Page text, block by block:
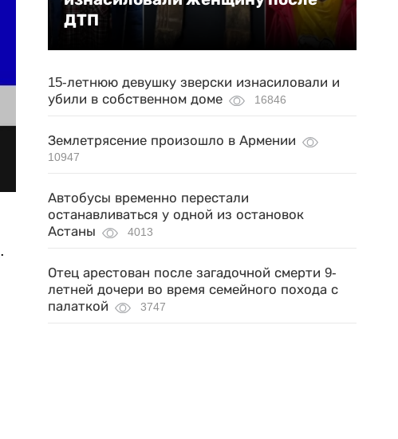
.
ДТП
15-летнюю девушку зверски изнасиловали и
убили в собственном доме
16846
Землетрясение произошло в Армении
10947
Автобусы временно перестали
останавливаться у одной из остановок
Астаны
4013
Отец арестован после загадочной смерти 9-
летней дочери во время семейного похода с
палаткой
3747